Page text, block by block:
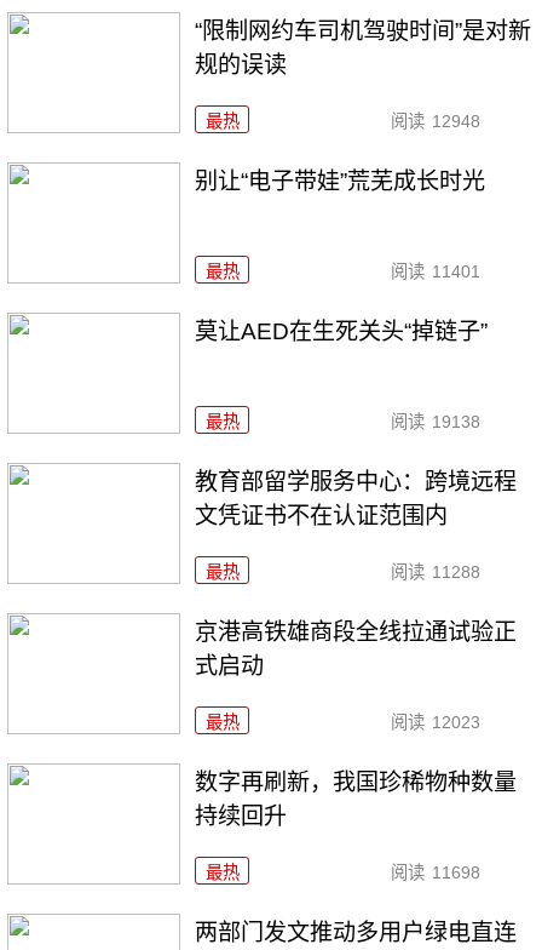
“限制网约车司机驾驶时间”是对新
规的误读
最热 阅读 12948
别让“电子带娃”荒芜成长时光
最热 阅读 11401
莫让AED在生死关头“掉链子”
最热 阅读 19138
教育部留学服务中心：跨境远程
文凭证书不在认证范围内
最热 阅读 11288
京港高铁雄商段全线拉通试验正
式启动
最热 阅读 12023
数字再刷新，我国珍稀物种数量
持续回升
最热 阅读 11698
两部门发文推动多用户绿电直连